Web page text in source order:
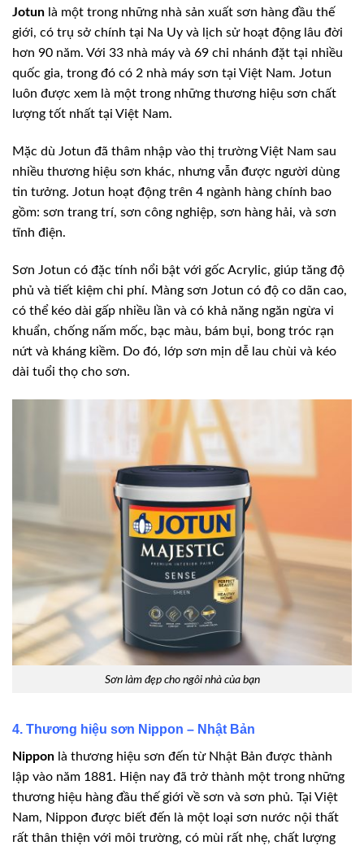
Jotun là một trong những nhà sản xuất sơn hàng đầu thế
giới, có trụ sở chính tại Na Uy và lịch sử hoạt động lâu đời
hơn 90 năm. Với 33 nhà máy và 69 chi nhánh đặt tại nhiều
quốc gia, trong đó có 2 nhà máy sơn tại Việt Nam. Jotun
luôn được xem là một trong những thương hiệu sơn chất
lượng tốt nhất tại Việt Nam.
Mặc dù Jotun đã thâm nhập vào thị trường Việt Nam sau
nhiều thương hiệu sơn khác, nhưng vẫn được người dùng
tin tưởng. Jotun hoạt động trên 4 ngành hàng chính bao
gồm: sơn trang trí, sơn công nghiệp, sơn hàng hải, và sơn
tĩnh điện.
Sơn Jotun có đặc tính nổi bật với gốc Acrylic, giúp tăng độ
phủ và tiết kiệm chi phí. Màng sơn Jotun có độ co dãn cao,
có thể kéo dài gấp nhiều lần và có khả năng ngăn ngừa vi
khuẩn, chống nấm mốc, bạc màu, bám bụi, bong tróc rạn
nứt và kháng kiềm. Do đó, lớp sơn mịn dễ lau chùi và kéo
dài tuổi thọ cho sơn.
Sơn làm đẹp cho ngôi nhà của bạn
4. Thương hiệu sơn Nippon – Nhật Bản
Nippon là thương hiệu sơn đến từ Nhật Bản được thành
lập vào năm 1881. Hiện nay đã trở thành một trong những
thương hiệu hàng đầu thế giới về sơn và sơn phủ. Tại Việt
Nam, Nippon được biết đến là một loại sơn nước nội thất
rất thân thiện với môi trường, có mùi rất nhẹ, chất lượng